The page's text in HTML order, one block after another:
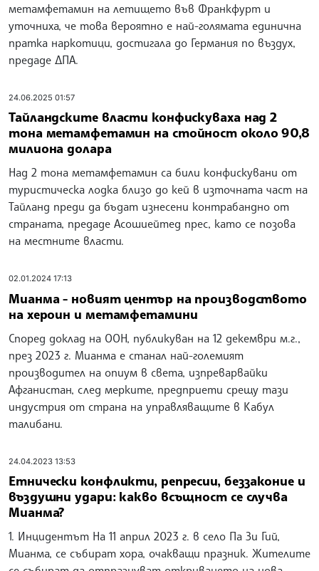
метамфетамин на летището във Франкфурт и
уточниха, че това вероятно е най-голямата единична
пратка наркотици, достигала до Германия по въздух,
предаде ДПА.
24.06.2025 01:57
Тайландските власти конфискуваха над 2
тона метамфетамин на стойност около 90,8
милиона долара
Над 2 тона метамфетамин са били конфискувани от
туристическа лодка близо до кей в източната част на
Тайланд преди да бъдат изнесени контрабандно от
страната, предаде Асошиейтед прес, като се позова
на местните власти.
02.01.2024 17:13
Мианма - новият център на производството
на хероин и метамфетамини
Според доклад на ООН, публикуван на 12 декември м.г.,
през 2023 г. Мианма е станал най-големият
производител на опиум в света, изпреварвайки
Афганистан, след мерките, предприети срещу тази
индустрия от страна на управляващите в Кабул
талибани.
24.04.2023 13:53
Етнически конфликти, репресии, беззаконие и
въздушни удари: какво всъщност се случва
Мианма?
1. Инцидентът На 11 април 2023 г. в село Па Зи Гий,
Мианма, се събират хора, очакващи празник. Жителите